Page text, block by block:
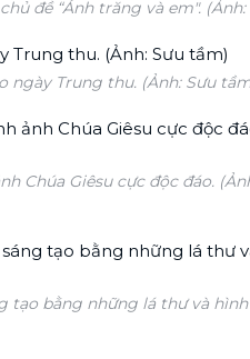
đề “Ánh trăng và em".
ngày Trung thu. (Ảnh: Sưu
Chúa Giêsu cực độc đáo.
tạo bằng những lá thư và hình